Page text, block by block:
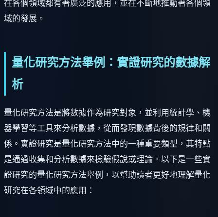
在各個領域都有著廣泛的應用，並在不斷地推動著各個領
域的發展。
量化研究方法舉例：實證研究的數據解
析
量化研究方法是將數據作為研究對象，並利用統計學、機
器學習等工具來分析數據，從而發現數據背後的規律和關
係。實證研究是量化研究方法中的一種重要類型，其特點
是通過收集和分析數據來檢驗假說或理論。以下是一些實
證研究的量化研究方法舉例，以幫助讀者更好地理解量化
研究在各領域中的應用：